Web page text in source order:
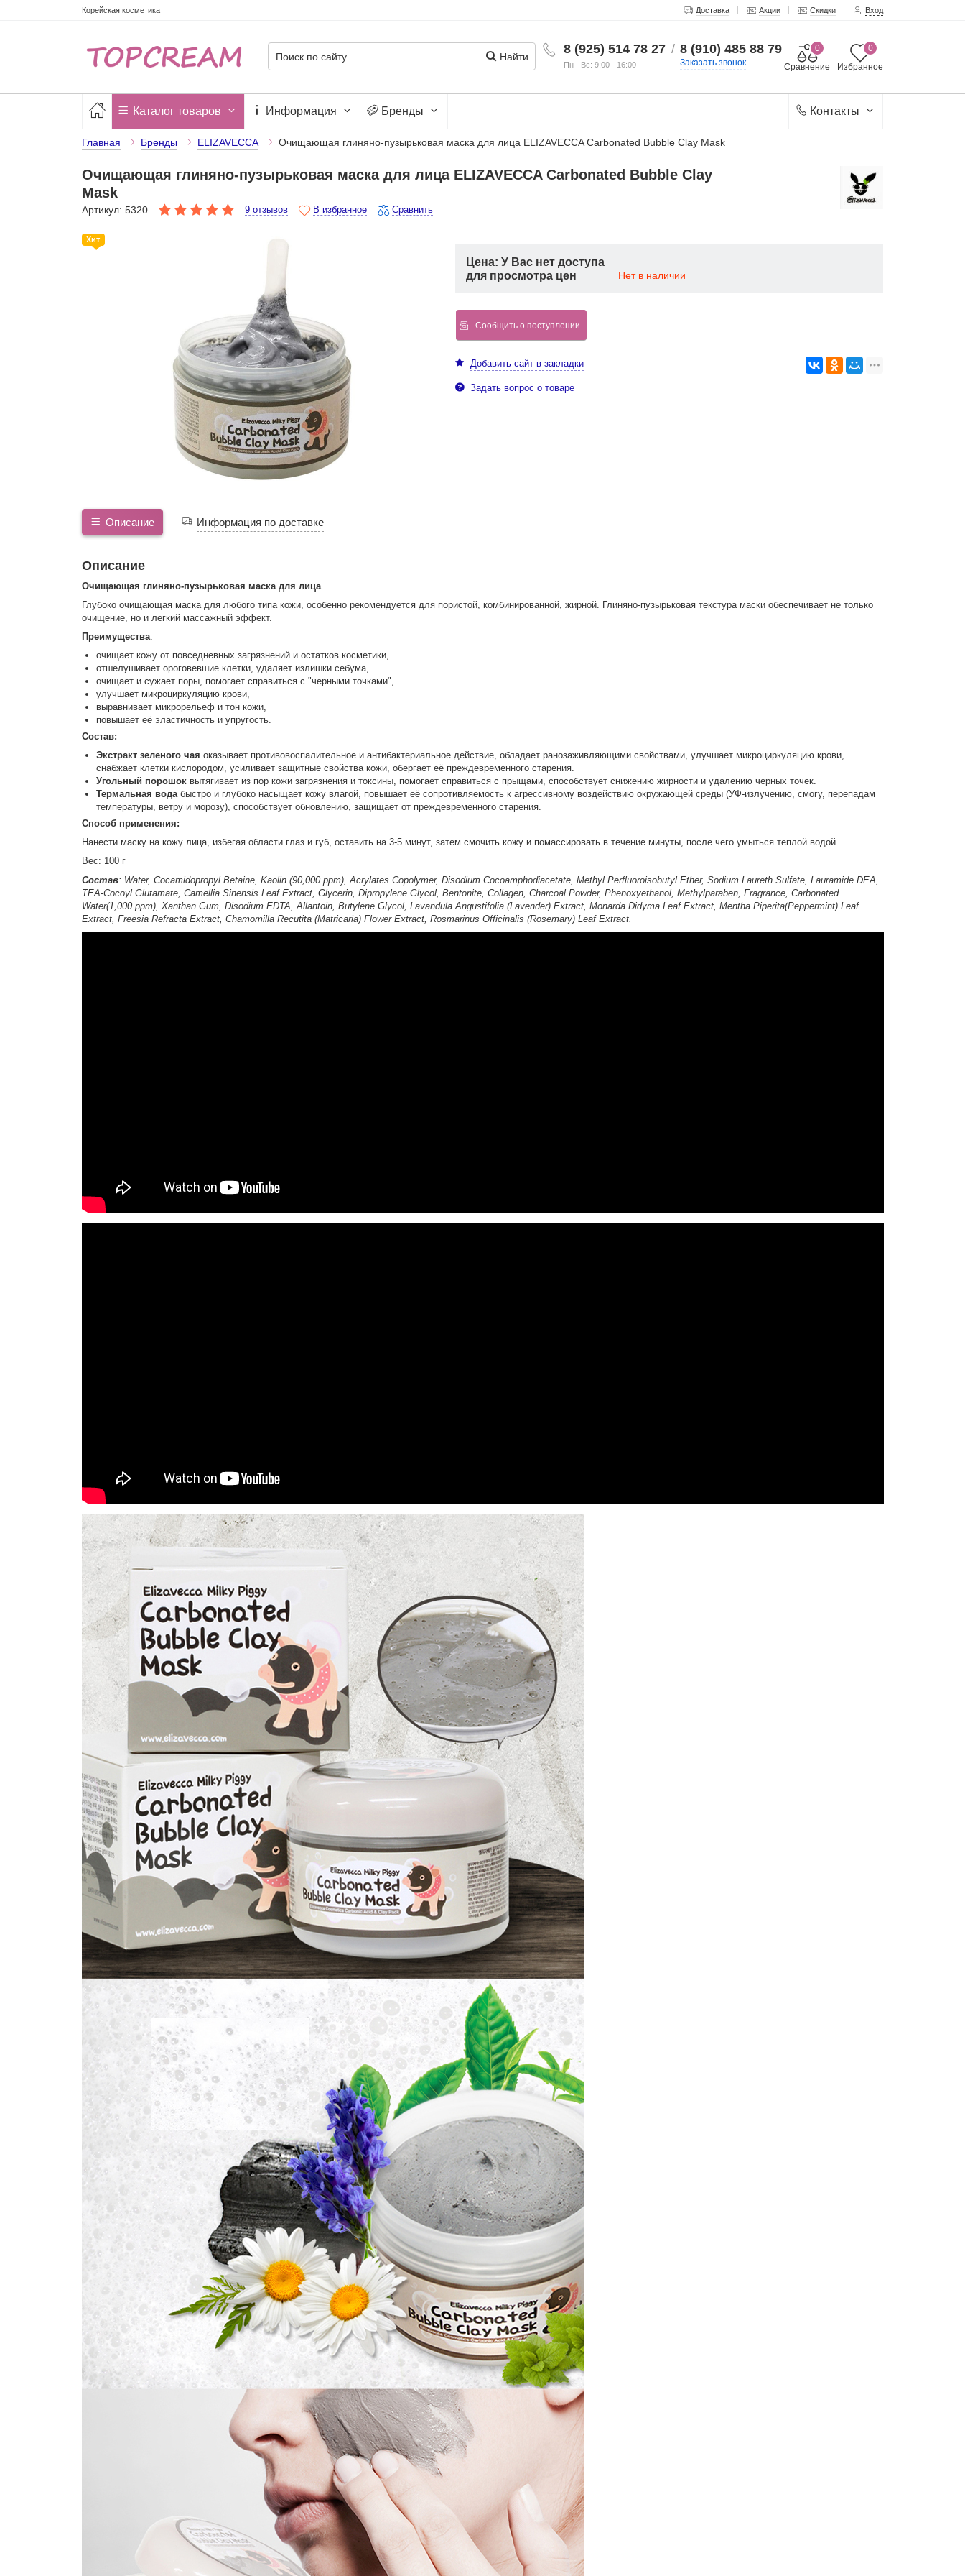
Корейская косметика Доставка Акции Скидки Вход
8 (925) 514 78 27
Пн - Вс: 9:00 - 16:00
/ 8 (910) 485 88 79
Заказать звонок Избранное
0
Сравнение
0
Найти
Каталог товаров Информация Бренды Контакты
Главная Бренды ELIZAVECCA Очищающая глиняно-пузырьковая маска для лица ELIZAVECCA Carbonated Bubble Clay Mask
Очищающая глиняно-пузырьковая маска для лица ELIZAVECCA Carbonated Bubble Clay
Mask
Артикул: 5320 9 отзывов В избранное Сравнить
Цена: У Вас нет доступа
для просмотра цен
Нет в наличии
Сообщить о поступлении
Добавить сайт в закладки
Задать вопрос о товаре
Хит
Описание Информация по доставке
Описание
Очищающая глиняно-пузырьковая маска для лица
Глубоко очищающая маска для любого типа кожи, особенно рекомендуется для пористой, комбинированной, жирной. Глиняно-пузырьковая текстура маски обеспечивает не только
очищение, но и легкий массажный эффект.
Преимущества:
очищает кожу от повседневных загрязнений и остатков косметики,
отшелушивает ороговевшие клетки, удаляет излишки себума,
очищает и сужает поры, помогает справиться с "черными точками",
улучшает микроциркуляцию крови,
выравнивает микрорельеф и тон кожи,
повышает её эластичность и упругость.
Состав:
Экстракт зеленого чая оказывает противовоспалительное и антибактериальное действие, обладает ранозаживляющими свойствами, улучшает микроциркуляцию крови,
снабжает клетки кислородом, усиливает защитные свойства кожи, обергает её преждевременного старения.
Угольный порошоквытягивает из пор кожи загрязнения и токсины, помогает справиться с прыщами, способствует снижению жирности и удалению черных точек.
Термальная водабыстро и глубоко насыщает кожу влагой, повышает её сопротивляемость к агрессивному воздействию окружающей среды (УФ-излучению, смогу, перепадам
температуры, ветру и морозу), способствует обновлению, защищает от преждевременного старения.
Способ применения:
Нанести маску на кожу лица, избегая области глаз и губ, оставить на 3-5 минут, затем смочить кожу и помассировать в течение минуты, после чего умыться теплой водой.
Вес: 100 г
Состав: Water, Cocamidopropyl Betaine, Kaolin (90,000 ppm), Acrylates Copolymer, Disodium Cocoamphodiacetate, Methyl Perfluoroisobutyl Ether, Sodium Laureth Sulfate, Lauramide DEA,
TEA-Cocoyl Glutamate, Camellia Sinensis Leaf Extract, Glycerin, Dipropylene Glycol, Bentonite, Collagen, Charcoal Powder, Phenoxyethanol, Methylparaben, Fragrance, Carbonated
Water(1,000 ppm), Xanthan Gum, Disodium EDTA, Allantoin, Butylene Glycol, Lavandula Angustifolia (Lavender) Extract, Monarda Didyma Leaf Extract, Mentha Piperita(Peppermint) Leaf
Extract, Freesia Refracta Extract, Chamomilla Recutita (Matricaria) Flower Extract, Rosmarinus Officinalis (Rosemary) Leaf Extract.